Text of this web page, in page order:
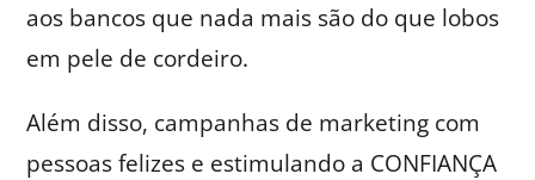
aos bancos que nada mais são do que lobos
em pele de cordeiro.
Além disso, campanhas de marketing com
pessoas felizes e estimulando a CONFIANÇA